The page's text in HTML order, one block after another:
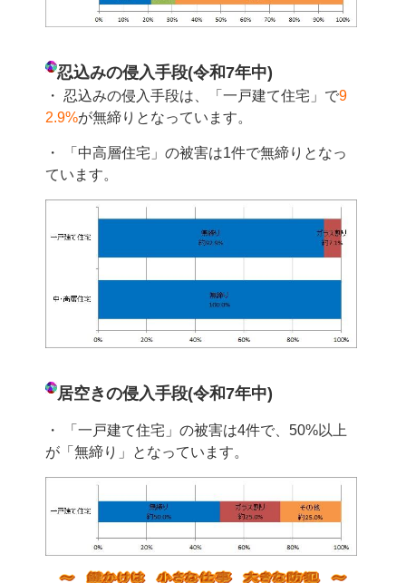
忍込みの侵入手段(令和7年中)
・ 忍込みの侵入手段は、「一戸建て住宅」で9
2.9%が無締りとなっています。
・ 「中高層住宅」の被害は1件で無締り となっ
ています。
居空きの侵入手段(令和7年中)
・ 「一戸建て住宅」の被害は4件で、50%以上
が「無締り」となっています。